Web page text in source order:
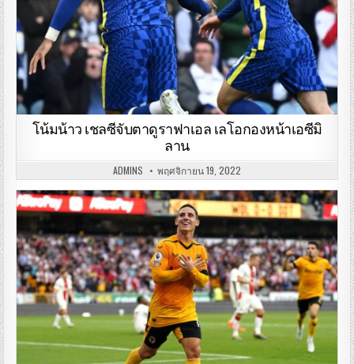
โน้มน้าว เชลซีจับตาดูราฟาเอล เลโอกองหน้าเอซีมิ
ลาน
ADMINS พฤศจิกายน 19, 2022